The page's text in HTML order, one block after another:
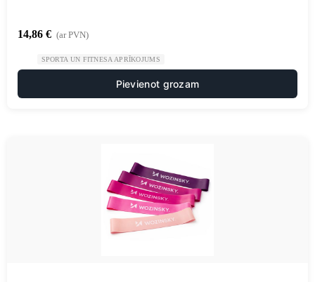
14,86 € (ar PVN)
SPORTA UN FITNESA APRĪKOJUMS
Pievienot grozam